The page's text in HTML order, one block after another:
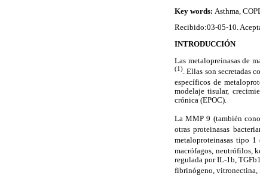
Key words: Asthma,
Recibido:03-05-10.
INTRODUCCIÓN
Las metalopreinasas de
(1) . Ellas son secretadas
específicos de
modelaje tisular,
crónica (EPOC).
La MMP 9 (también
otras proteinasas
metaloproteinasas tipo
macrófagos, neutrófilos,
regulada por IL-1b,
fibrinógeno, vitronectina,